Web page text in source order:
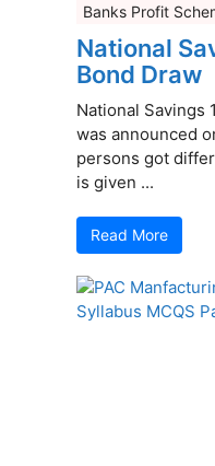
Banks Profit
National
Bond Draw
National Savings
was announced
persons got
is given ...
Read More